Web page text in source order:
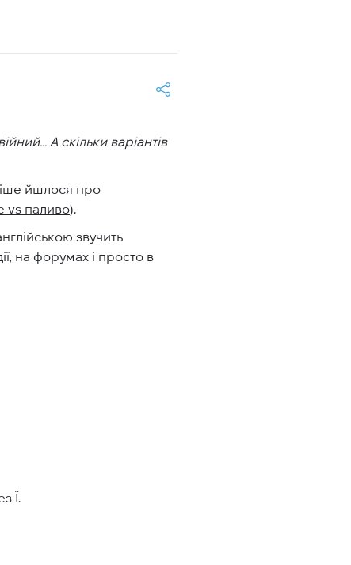
А скільки варіантів
йшлося про
vs паливо).
звучить
на форумах і просто в
Ї.